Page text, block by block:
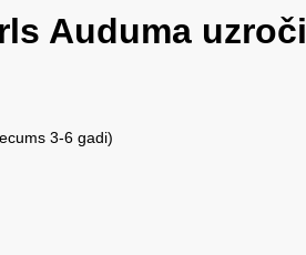
Auduma uzroči
3-6 gadi)